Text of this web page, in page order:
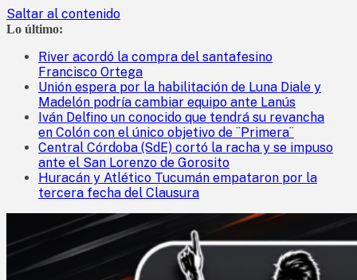
Saltar al contenido
Lo último:
River acordó la compra del santafesino
Francisco Ortega
Unión espera por la habilitación de Luna Diale y
Madelón podría cambiar equipo ante Lanús
Iván Delfino un conocido que tendrá su revancha
en Colón con el único objetivo de ¨Primera¨
Central Córdoba (SdE) cortó la racha y se impuso
ante el San Lorenzo de Gorosito
Huracán y Atlético Tucumán empataron por la
tercera fecha del Clausura